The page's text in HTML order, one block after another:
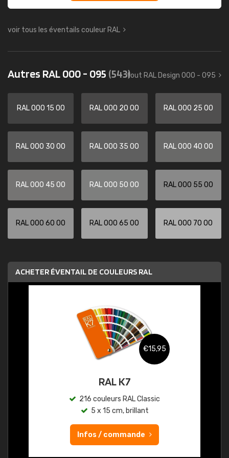
voir tous les éventails couleur RAL
Autres RAL 000 - 095 (543)tout RAL Design 000 - 095
RAL 000 15 00 RAL 000 20 00 RAL 000 25 00
RAL 000 30 00 RAL 000 35 00 RAL 000 40 00
RAL 000 45 00 RAL 000 50 00 RAL 000 55 00
RAL 000 60 00 RAL 000 65 00 RAL 000 70 00
ACHETER ÉVENTAIL DE COULEURS RAL
€15,95
RAL K7
216 couleurs RAL Classic
5 x 15 cm, brillant
Infos / commande